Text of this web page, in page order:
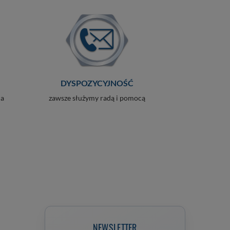
DYSPOZYCYJNOŚĆ
zawsze służymy radą i pomocą